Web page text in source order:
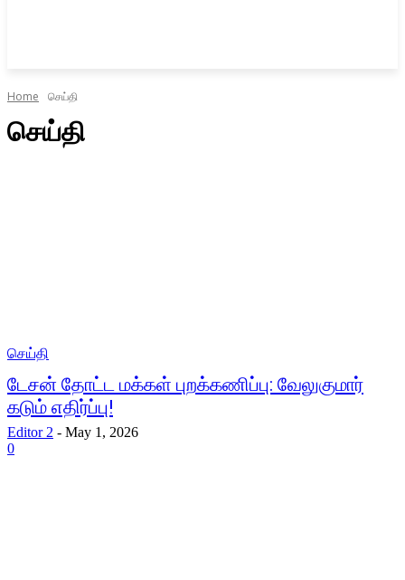
Home செய்தி
செய்தி
செய்தி
டேசன் தோட்ட மக்கள் புறக்கணிப்பு: வேலுகுமார்
கடும் எதிர்ப்பு!
Editor 2 - May 1, 2026
0